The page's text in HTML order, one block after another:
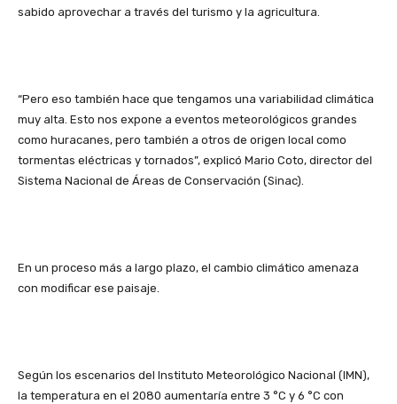
sabido aprovechar a través del turismo y la agricultura.
“Pero eso también hace que tengamos una variabilidad climática
muy alta. Esto nos expone a eventos meteorológicos grandes
como huracanes, pero también a otros de origen local como
tormentas eléctricas y tornados”, explicó Mario Coto, director del
Sistema Nacional de Áreas de Conservación (Sinac).
En un proceso más a largo plazo, el cambio climático amenaza
con modificar ese paisaje.
Según los escenarios del Instituto Meteorológico Nacional (IMN),
la temperatura en el 2080 aumentaría entre 3 °C y 6 °C con